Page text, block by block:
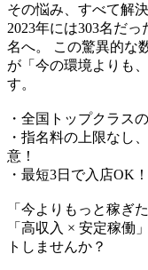
その悩み、すべて解
2023年には303名だ
名へ。 この驚異的な
が「今の環境よりも
す。
・全国トップクラス
・指名料の上限なし
意！
・最短3日で入店OK
「今よりもっと稼ぎ
「高収入 × 安定稼働
トしませんか？